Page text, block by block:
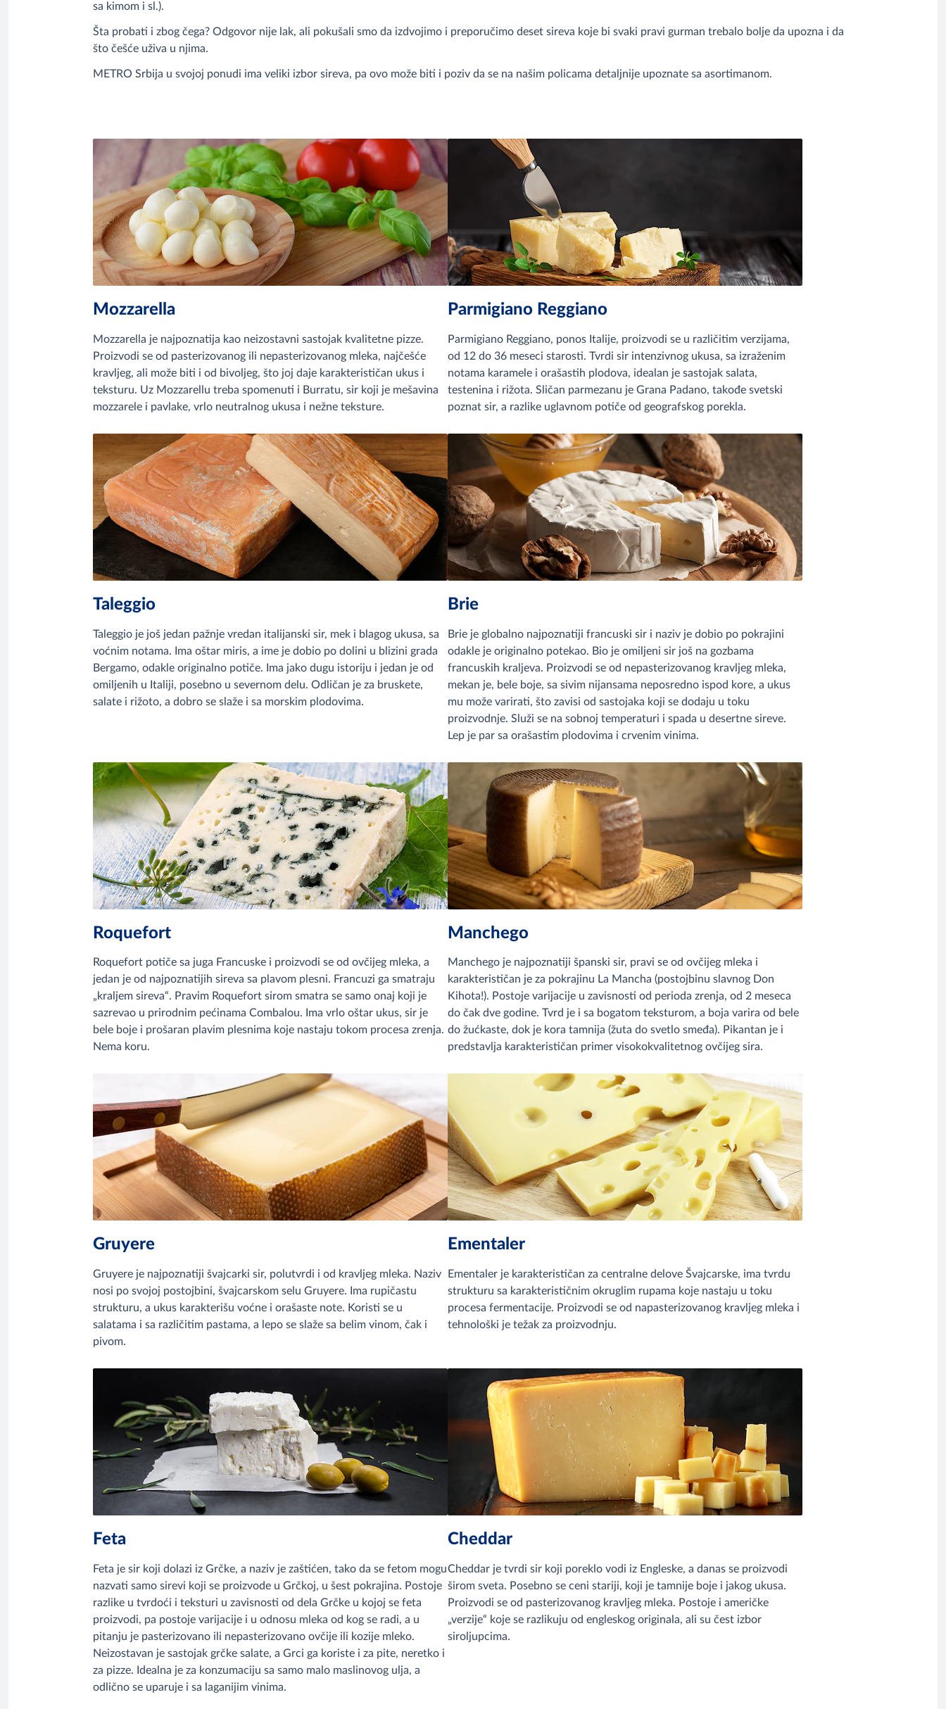
sa kimom i sl.).
Šta probati i zbog čega? Odgovor nije lak, ali pokušali smo da izdvojimo i preporučimo deset sireva koje bi svaki pravi gurman trebalo bolje da upozna i da
što češće uživa u njima.
METRO Srbija u svojoj ponudi ima veliki izbor sireva, pa ovo može biti i poziv da se na našim policama detaljnije upoznate sa asortimanom.
Mozzarella
Mozzarella je najpoznatija kao neizostavni sastojak kvalitetne pizze.
Proizvodi se od pasterizovanog ili nepasterizovanog mleka, najčešće
kravljeg, ali može biti i od bivoljeg, što joj daje karakterističan ukus i
teksturu. Uz Mozzarellu treba spomenuti i Burratu, sir koji je mešavina
mozzarele i pavlake, vrlo neutralnog ukusa i nežne teksture.
Parmigiano Reggiano
Parmigiano Reggiano, ponos Italije, proizvodi se u različitim verzijama,
od 12 do 36 meseci starosti. Tvrdi sir intenzivnog ukusa, sa izraženim
notama karamele i orašastih plodova, idealan je sastojak salata,
testenina i rižota. Sličan parmezanu je Grana Padano, takođe svetski
poznat sir, a razlike uglavnom potiče od geografskog porekla.
Taleggio
Taleggio je još jedan pažnje vredan italijanski sir, mek i blagog ukusa, sa
voćnim notama. Ima oštar miris, a ime je dobio po dolini u blizini grada
Bergamo, odakle originalno potiče. Ima jako dugu istoriju i jedan je od
omiljenih u Italiji, posebno u severnom delu. Odličan je za bruskete,
salate i rižoto, a dobro se slaže i sa morskim plodovima.
Brie
Brie je globalno najpoznatiji francuski sir i naziv je dobio po pokrajini
odakle je originalno potekao. Bio je omiljeni sir još na gozbama
francuskih kraljeva. Proizvodi se od nepasterizovanog kravljeg mleka,
mekan je, bele boje, sa sivim nijansama neposredno ispod kore, a ukus
mu može varirati, što zavisi od sastojaka koji se dodaju u toku
proizvodnje. Služi se na sobnoj temperaturi i spada u desertne sireve.
Lep je par sa orašastim plodovima i crvenim vinima.
Roquefort
Roquefort potiče sa juga Francuske i proizvodi se od ovčijeg mleka, a
jedan je od najpoznatijih sireva sa plavom plesni. Francuzi ga smatraju
„kraljem sireva“. Pravim Roquefort sirom smatra se samo onaj koji je
sazrevao u prirodnim pećinama Combalou. Ima vrlo oštar ukus, sir je
bele boje i prošaran plavim plesnima koje nastaju tokom procesa zrenja.
Nema koru.
Manchego
Manchego je najpoznatiji španski sir, pravi se od ovčijeg mleka i
karakterističan je za pokrajinu La Mancha (postojbinu slavnog Don
Kihota!). Postoje varijacije u zavisnosti od perioda zrenja, od 2 meseca
do čak dve godine. Tvrd je i sa bogatom teksturom, a boja varira od bele
do žućkaste, dok je kora tamnija (žuta do svetlo smeđa). Pikantan je i
predstavlja karakterističan primer visokokvalitetnog ovčijeg sira.
Gruyere
Gruyere je najpoznatiji švajcarki sir, polutvrdi i od kravljeg mleka. Naziv
nosi po svojoj postojbini, švajcarskom selu Gruyere. Ima rupičastu
strukturu, a ukus karakterišu voćne i orašaste note. Koristi se u
salatama i sa različitim pastama, a lepo se slaže sa belim vinom, čak i
pivom.
Ementaler
Ementaler je karakterističan za centralne delove Švajcarske, ima tvrdu
strukturu sa karakterističnim okruglim rupama koje nastaju u toku
procesa fermentacije. Proizvodi se od napasterizovanog kravljeg mleka i
tehnološki je težak za proizvodnju.
Feta
Feta je sir koji dolazi iz Grčke, a naziv je zaštićen, tako da se fetom mogu
nazvati samo sirevi koji se proizvode u Grčkoj, u šest pokrajina. Postoje
razlike u tvrdoći i teksturi u zavisnosti od dela Grčke u kojoj se feta
proizvodi, pa postoje varijacije i u odnosu mleka od kog se radi, a u
pitanju je pasterizovano ili nepasterizovano ovčije ili kozije mleko.
Neizostavan je sastojak grčke salate, a Grci ga koriste i za pite, neretko i
za pizze. Idealna je za konzumaciju sa samo malo maslinovog ulja, a
odlično se uparuje i sa laganijim vinima.
Cheddar
Cheddar je tvrdi sir koji poreklo vodi iz Engleske, a danas se proizvodi
širom sveta. Posebno se ceni stariji, koji je tamnije boje i jakog ukusa.
Proizvodi se od pasterizovanog kravljeg mleka. Postoje i američke
„verzije“ koje se razlikuju od engleskog originala, ali su čest izbor
siroljupcima.